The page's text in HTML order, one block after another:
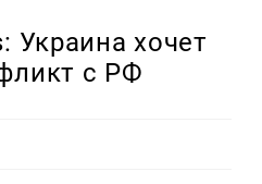
Украина хочет
с РФ